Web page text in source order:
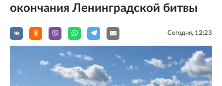
окончания Ленинградской битвы
Сегодня, 12:23